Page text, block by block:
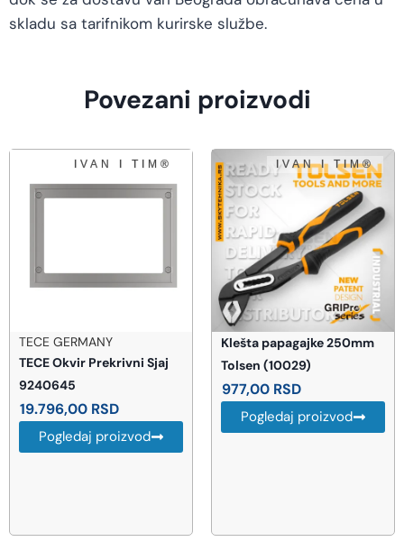
skladu sa tarifnikom kurirske službe.
Povezani proizvodi
TECE GERMANY
TECE Okvir Prekrivni Sjaj
9240645
19.796,00 RSD
Pogledaj proizvod
Klešta papagajke 250mm
Tolsen (10029)
977,00 RSD
Pogledaj proizvod